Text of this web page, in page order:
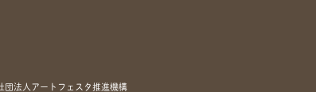
団法人アートフェスタ推進機構